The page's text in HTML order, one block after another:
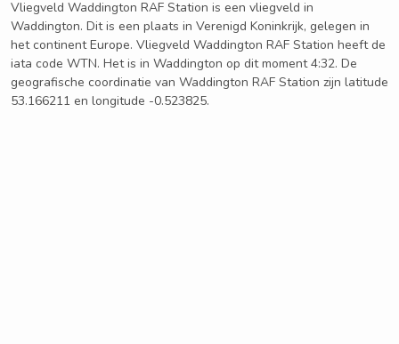
Vliegveld Waddington RAF Station is een vliegveld in
Waddington. Dit is een plaats in Verenigd Koninkrijk, gelegen in
het continent Europe. Vliegveld Waddington RAF Station heeft de
iata code WTN. Het is in Waddington op dit moment 4:32. De
geografische coordinatie van Waddington RAF Station zijn latitude
53.166211 en longitude -0.523825.